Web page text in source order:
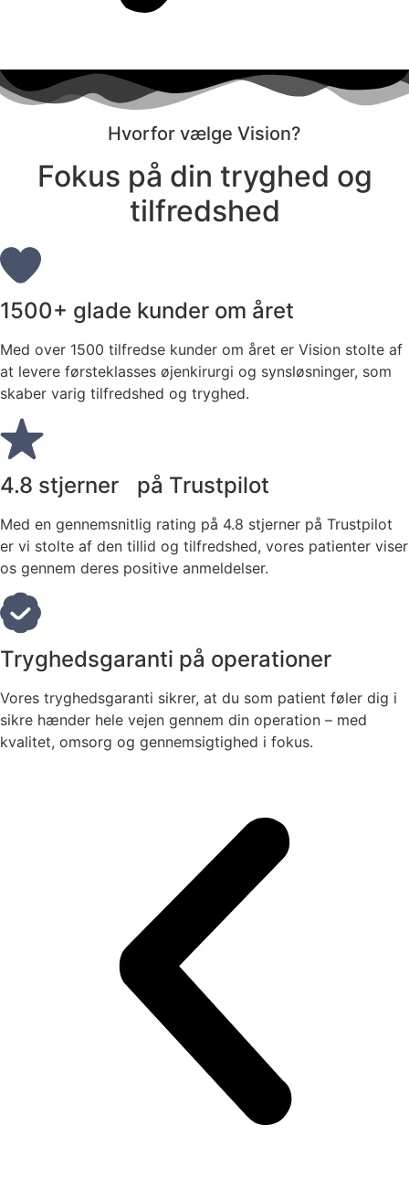
Hvorfor vælge Vision?
Fokus på din tryghed og
tilfredshed
1500+ glade kunder om året
Med over 1500 tilfredse kunder om året er Vision stolte af
at levere førsteklasses øjenkirurgi og synsløsninger, som
skaber varig tilfredshed og tryghed.
4.8 stjerner på Trustpilot
Med en gennemsnitlig rating på 4.8 stjerner på Trustpilot
er vi stolte af den tillid og tilfredshed, vores patienter viser
os gennem deres positive anmeldelser.
Tryghedsgaranti på operationer
Vores tryghedsgaranti sikrer, at du som patient føler dig i
sikre hænder hele vejen gennem din operation – med
kvalitet, omsorg og gennemsigtighed i fokus.